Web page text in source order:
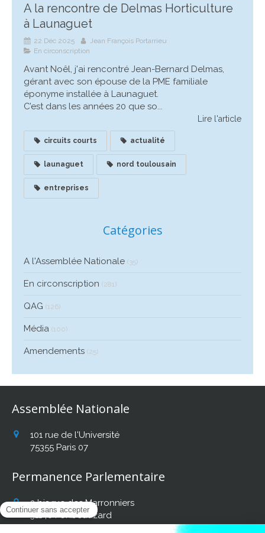
A la rencontre de Delmas Horticulture
à Launaguet
22 Déc 2025
Jean François Portarrieu
En circonscription
Avant Noêl, j'ai rencontré Jean-Bernard Delmas,
gérant avec son épouse de la PME familiale
éponyme installée à Launaguet.
C’est dans les années 20 que so...
Lire l'article
circuits courts actualité
launaguet nord toulousain
entreprises
Catégories
A l'Assemblée Nationale (35)
En circonscription (281)
QAG (126)
Média (100)
Amendements (25)
Assemblée Nationale
101 rue de l'Université
75355 Paris 07
Permanence Parlementaire
2 bis rue des Marronniers
31140 Fonbeauzard